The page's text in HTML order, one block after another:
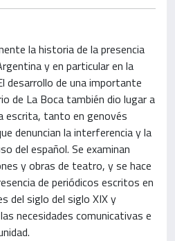
la historia de la presencia
y en particular en la
desarrollo de una importante
de La Boca también dio lugar a
escrita, tanto en genovés
denuncian la interferencia y la
del español. Se examinan
y obras de teatro, y se hace
de periódicos escritos en
del siglo del siglo XIX y
necesidades comunicativas e